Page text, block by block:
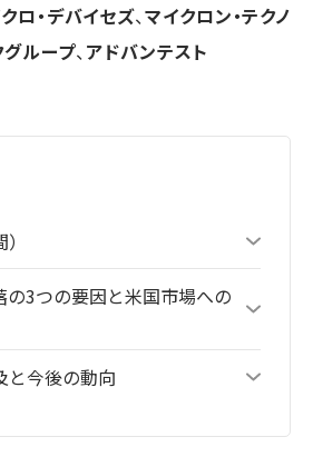
ロ・デバイセズ、マイクロン・テクノ
グループ、アドバンテスト
の3つの要因と米国市場への
と今後の動向